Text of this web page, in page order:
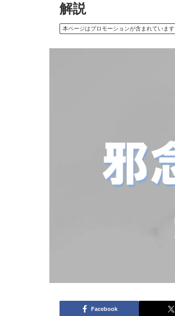
解説
本ページはプロモーションが含まれています
Facebook